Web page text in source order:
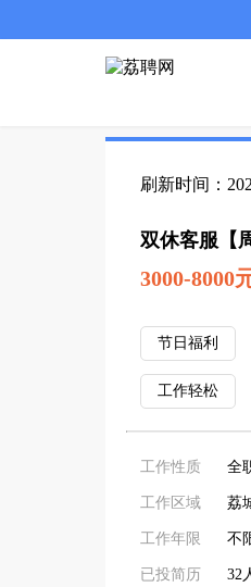
刷新时间：
双休客服【
3000-8000
节日福利
工作轻松
工作性质 全
工作区域 荔
工作年限 不
已投简历 32